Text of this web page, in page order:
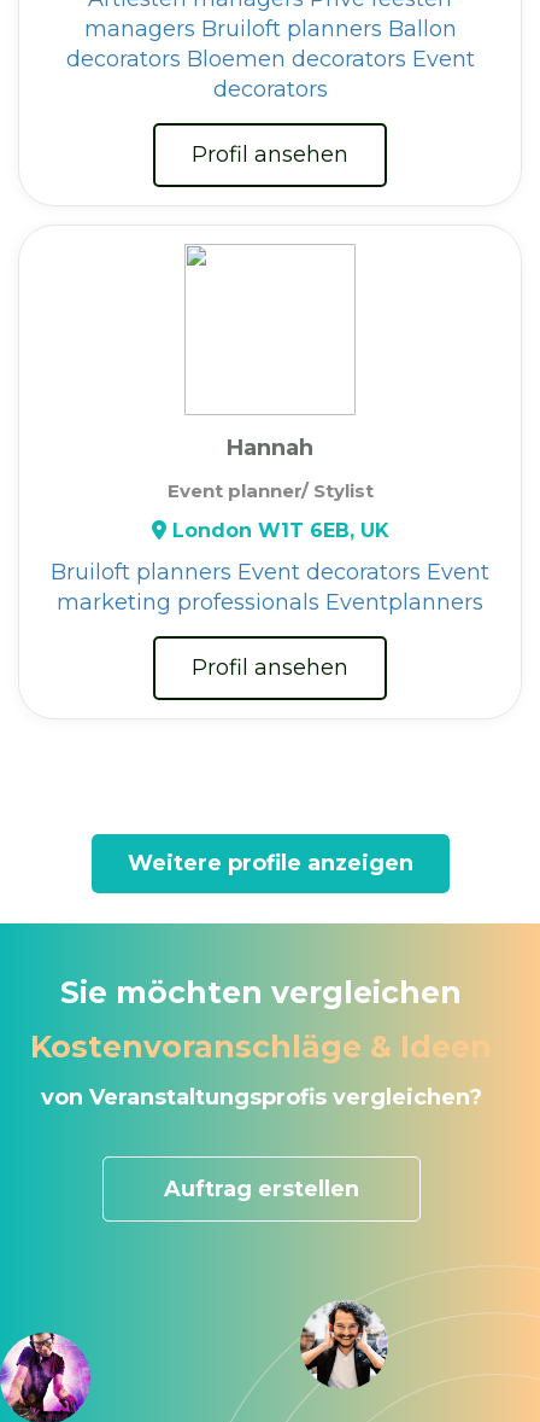
managers Bruiloft planners Ballon
decorators Bloemen decorators Event
decorators
Profil ansehen
Hannah
Event planner/ Stylist
London W1T 6EB, UK
Bruiloft planners Event decorators Event
marketing professionals Eventplanners
Profil ansehen
Weitere profile anzeigen
Sie möchten vergleichen
Kostenvoranschläge & Ideen
von Veranstaltungsprofis vergleichen?
Auftrag erstellen